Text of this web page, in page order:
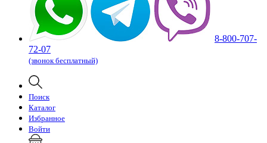
8-800-707-
72-07
(звонок бесплатный)
Поиск
Каталог
Избранное
Войти